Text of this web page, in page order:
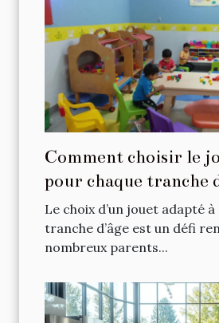
Comment choisir le
pour chaque tranche
Le choix d’un jouet adapté à
tranche d’âge est un défi
nombreux parents...